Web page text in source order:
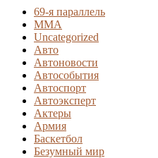
69-я параллель
MMA
Uncategorized
Авто
Автоновости
Автособытия
Автоспорт
Автоэксперт
Актеры
Армия
Баскетбол
Безумный мир